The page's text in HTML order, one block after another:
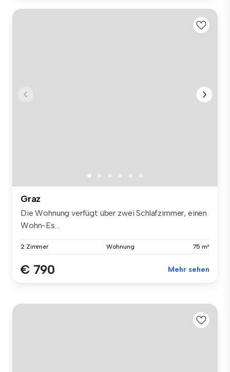
Graz
Die Wohnung verfügt über zwei Schlafzimmer, einen
Wohn-Es...
2 Zimmer Wohnung 75 m²
€ 790 Mehr sehen